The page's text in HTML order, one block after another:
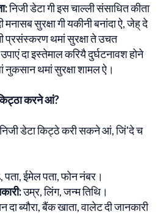
निजी डेटा गी इस चाल्ली संसाधित कीता
मनासब सुरक्षा गी यकीनी बनांदा ऐ, जेह् दे
थमां सुरक्षा ते उचत
दा इस्तेमाल करियै दुर्घटनावश होने
थमां सुरक्षा शामल ऐ।
करने आं?
डेटा किट्ठे करी सकने आं, जिं'दे च
पता, ईमेल पता, फोन नंबर।
उम्र, लिंग, जन्म तिथि।
दा ब्यौरा, बैंक खाता, वालेट दी जानकारी